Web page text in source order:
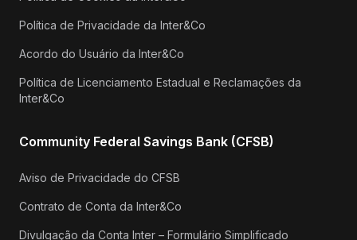
Política de Privacidade da Inter&Co
Acordo do Usuário da Inter&Co
Política de Licenciamento Estadual e Reclamações da
Inter&Co
Community Federal Savings Bank (CFSB)
Aviso de Privacidade do CFSB
Contrato de Conta da Inter&Co
Divulgação da Conta Inter – Formulário Simplificado